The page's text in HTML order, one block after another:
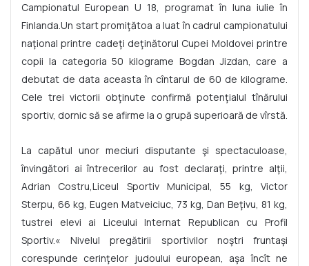
Campionatul European U 18, programat în luna iulie în
Finlanda.Un start promiţătoa a luat în cadrul campionatului
naţional printre cadeţi deţinătorul Cupei Moldovei printre
copii la categoria 50 kilograme Bogdan Jizdan, care a
debutat de data aceasta în cîntarul de 60 de kilograme.
Cele trei victorii obţinute confirmă potenţialul tînărului
sportiv, dornic să se afirme la o grupă superioară de vîrstă.
La capătul unor meciuri disputante şi spectaculoase,
învingători ai întrecerilor au fost declaraţi, printre alţii,
Adrian Costru,Liceul Sportiv Municipal, 55 kg, Victor
Sterpu, 66 kg, Eugen Matveiciuc, 73 kg, Dan Beţivu, 81 kg,
tustrei elevi ai Liceului Internat Republican cu Profil
Sportiv.« Nivelul pregătirii sportivilor noştri fruntaşi
corespunde cerinţelor judoului european, aşa încît ne